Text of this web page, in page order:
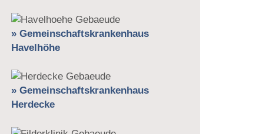
» Gemeinschaftskrankenhaus
Havelhöhe
» Gemeinschaftskrankenhaus
Herdecke